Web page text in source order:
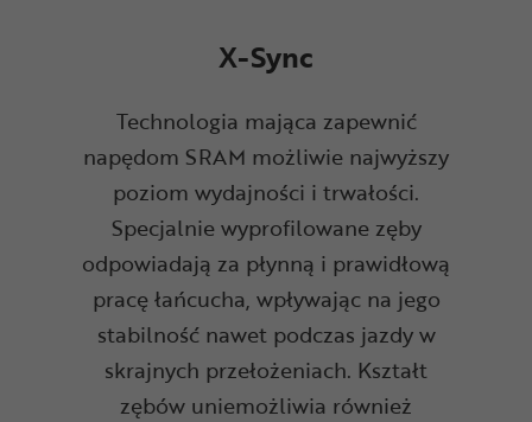
X-Sync
Technologia mająca zapewnić
napędom SRAM możliwie najwyższy
poziom wydajności i trwałości.
Specjalnie wyprofilowane zęby
odpowiadają za płynną i prawidłową
pracę łańcucha, wpływając na jego
stabilność nawet podczas jazdy w
skrajnych przełożeniach. Kształt
zębów uniemożliwia również